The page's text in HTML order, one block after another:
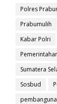
Polres
Prabumulih
Kabar Polri
Sumatera
Sosbud